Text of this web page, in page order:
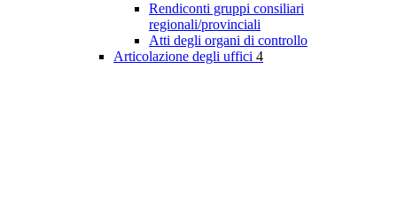
Rendiconti gruppi consiliari
regionali/provinciali
Atti degli organi di controllo
Articolazione degli uffici 4